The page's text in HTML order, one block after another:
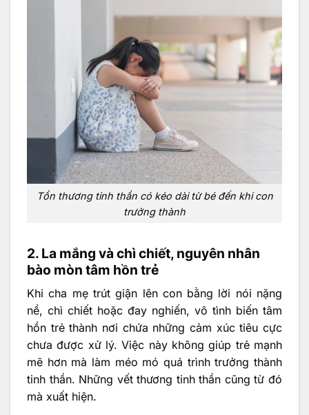
Tổn thương tinh thần có kéo dài từ bé đến khi con
trưởng thành
2. La mắng và chì chiết, nguyên nhân
bào mòn tâm hồn trẻ
Khi cha mẹ trút giận lên con bằng lời nói nặng
nề, chì chiết hoặc đay nghiến, vô tình biến tâm
hồn trẻ thành nơi chứa những cảm xúc tiêu cực
chưa được xử lý. Việc này không giúp trẻ mạnh
mẽ hơn mà làm méo mó quá trình trưởng thành
tinh thần. Những vết thương tinh thần cũng từ đó
mà xuất hiện.